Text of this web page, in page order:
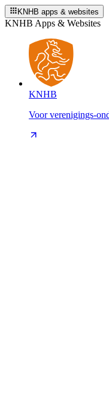
KNHB apps & websites
KNHB Apps & Websites
KNHB
Voor verenigings-